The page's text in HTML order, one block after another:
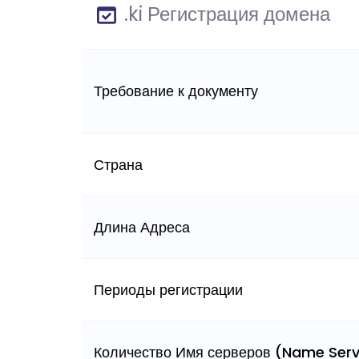
.ki Регистрация домена
Требование к документу
Страна
Длина Адреса
Периоды регистрации
Количество Имя серверов (Name